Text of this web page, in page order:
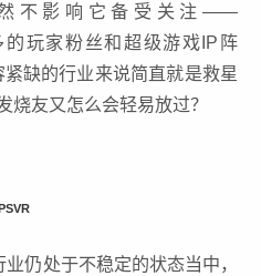
不影响它备受关注——
的玩家粉丝和超级游戏IP阵
缺的行业来说简直就是救星
烧友又怎么会轻易放过？
仍处于不稳定的状态当中，